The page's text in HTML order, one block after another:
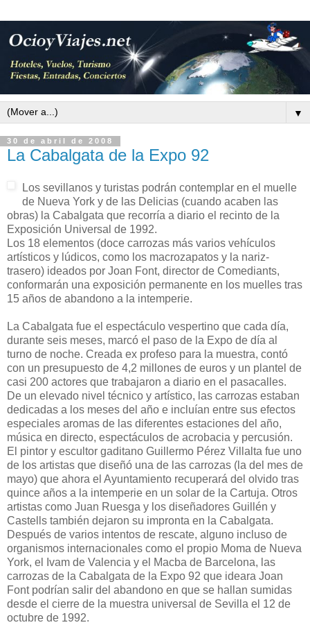
▼
30 de abril de 2008
La Cabalgata de la Expo 92
Los sevillanos y turistas podrán contemplar en el muelle
de Nueva York y de las Delicias (cuando acaben las
obras) la Cabalgata que recorría a diario el recinto de la
Exposición Universal de 1992.
Los 18 elementos (doce carrozas más varios vehículos
artísticos y lúdicos, como los macrozapatos y la nariz-
trasero) ideados por Joan Font, director de Comediants,
conformarán una exposición permanente en los muelles tras
15 años de abandono a la intemperie.
La Cabalgata fue el espectáculo vespertino que cada día,
durante seis meses, marcó el paso de la Expo de día al
turno de noche. Creada ex profeso para la muestra, contó
con un presupuesto de 4,2 millones de euros y un plantel de
casi 200 actores que trabajaron a diario en el pasacalles.
De un elevado nivel técnico y artístico, las carrozas estaban
dedicadas a los meses del año e incluían entre sus efectos
especiales aromas de las diferentes estaciones del año,
música en directo, espectáculos de acrobacia y percusión.
El pintor y escultor gaditano Guillermo Pérez Villalta fue uno
de los artistas que diseñó una de las carrozas (la del mes de
mayo) que ahora el Ayuntamiento recuperará del olvido tras
quince años a la intemperie en un solar de la Cartuja. Otros
artistas como Juan Ruesga y los diseñadores Guillén y
Castells también dejaron su impronta en la Cabalgata.
Después de varios intentos de rescate, alguno incluso de
organismos internacionales como el propio Moma de Nueva
York, el Ivam de Valencia y el Macba de Barcelona, las
carrozas de la Cabalgata de la Expo 92 que ideara Joan
Font podrían salir del abandono en que se hallan sumidas
desde el cierre de la muestra universal de Sevilla el 12 de
octubre de 1992.